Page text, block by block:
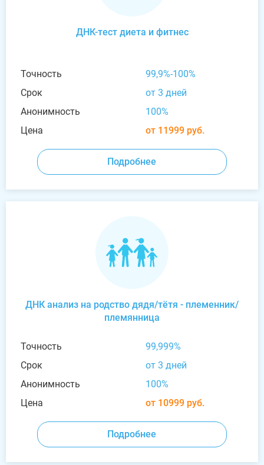
ДНК-тест диета и фитнес
Точность
99,9%-100%
Срок
от 3 дней
Анонимность
100%
Цена
от 11999 руб.
Подробнее
ДНК анализ на родство дядя/тётя - племенник/
племянница
Точность
99,999%
Срок
от 3 дней
Анонимность
100%
Цена
от 10999 руб.
Подробнее